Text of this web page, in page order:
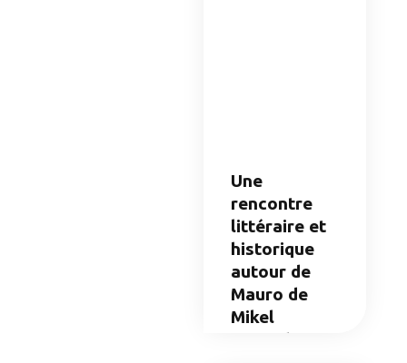
Une
rencontre
littéraire et
historique
autour de
Mauro de
Mikel
Gerendiain